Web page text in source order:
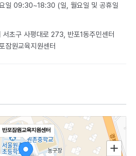
일 09:30~18:30 (일, 월요일 및 공휴일
서초구 사평대로 273, 반포1동주민센터
잠원교육지원센터​
반포잠원교육지원센터